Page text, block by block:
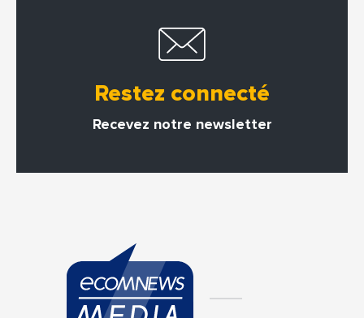
Restez connecté
Recevez notre newsletter